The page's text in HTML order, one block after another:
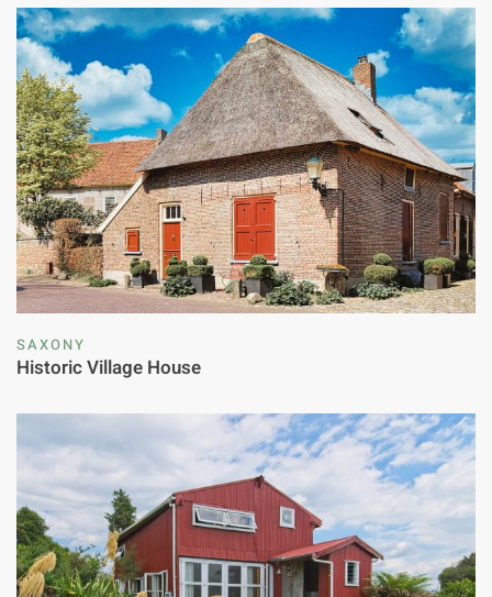
SAXONY
Historic Village House